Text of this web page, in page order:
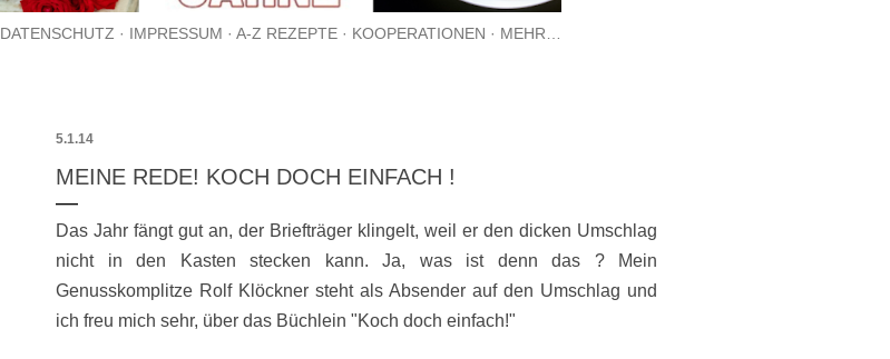
DATENSCHUTZ IMPRESSUM A-Z REZEPTE KOOPERATIONEN MEHR…
5.1.14
MEINE REDE! KOCH DOCH EINFACH !
Das Jahr fängt gut an, der Briefträger klingelt, weil er den dicken Umschlag
nicht in den Kasten stecken kann. Ja, was ist denn das ? Mein
Genusskomplitze Rolf Klöckner steht als Absender auf den Umschlag und
ich freu mich sehr, über das Büchlein "Koch doch einfach!"